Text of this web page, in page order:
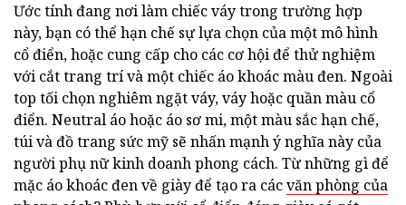
Ước tính đang nơi làm chiếc váy trong trường hợp
này, bạn có thể hạn chế sự lựa chọn của một mô hình
cổ điển, hoặc cung cấp cho các cơ hội để thử nghiệm
với cắt trang trí và một chiếc áo khoác màu đen. Ngoài
top tối chọn nghiêm ngặt váy, váy hoặc quần màu cổ
điển. Neutral áo hoặc áo sơ mi, một màu sắc hạn chế,
túi và đồ trang sức mỹ sẽ nhấn mạnh ý nghĩa này của
người phụ nữ kinh doanh phong cách. Từ những gì để
mặc áo khoác đen về giày để tạo ra cácvăn phòng của